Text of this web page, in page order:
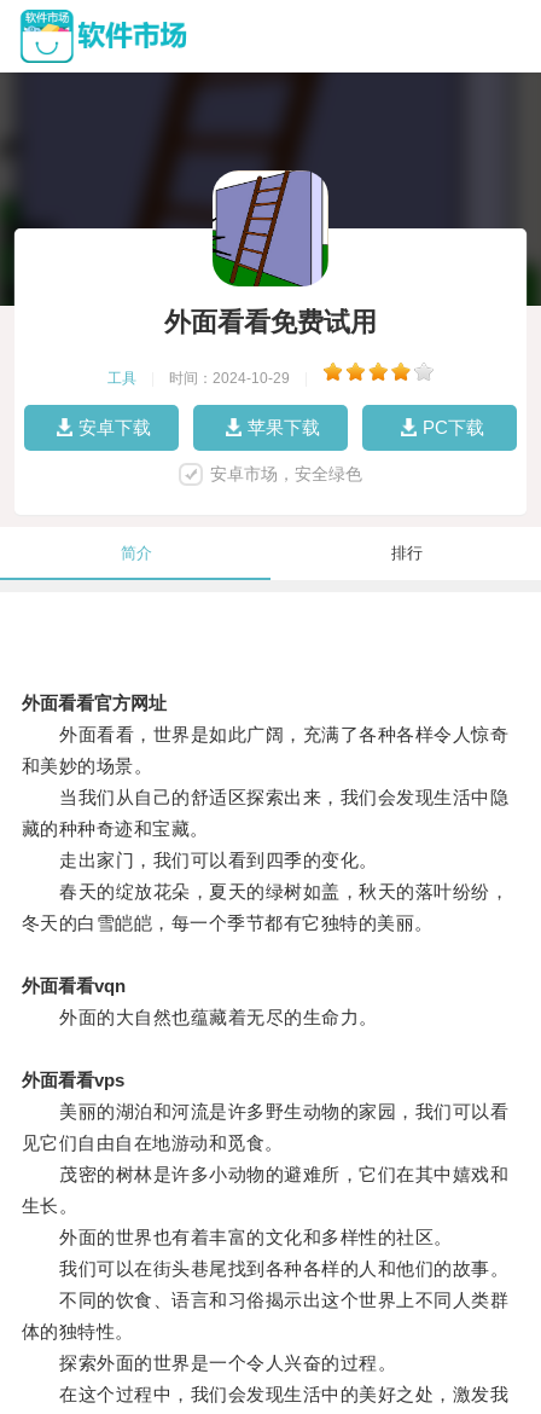
外面看看免费试用
工具 时间：2024-10-29
安卓下载 苹果下载 PC下载
安卓市场，安全绿色
简介 排行
外面看看官方网址
外面看看，世界是如此广阔，充满了各种各样令人惊奇
和美妙的场景。
当我们从自己的舒适区探索出来，我们会发现生活中隐
藏的种种奇迹和宝藏。
走出家门，我们可以看到四季的变化。
春天的绽放花朵，夏天的绿树如盖，秋天的落叶纷纷，
冬天的白雪皑皑，每一个季节都有它独特的美丽。
外面看看vqn
外面的大自然也蕴藏着无尽的生命力。
外面看看vps
美丽的湖泊和河流是许多野生动物的家园，我们可以看
见它们自由自在地游动和觅食。
茂密的树林是许多小动物的避难所，它们在其中嬉戏和
生长。
外面的世界也有着丰富的文化和多样性的社区。
我们可以在街头巷尾找到各种各样的人和他们的故事。
不同的饮食、语言和习俗揭示出这个世界上不同人类群
体的独特性。
探索外面的世界是一个令人兴奋的过程。
在这个过程中，我们会发现生活中的美好之处，激发我